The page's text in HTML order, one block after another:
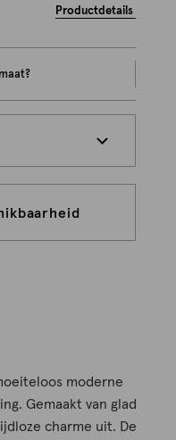
Productdetails
moderne
Gemaakt van glad
charme uit. De